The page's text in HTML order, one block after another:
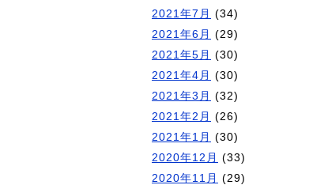
2021年7月
(34)
2021年6月
(29)
2021年5月
(30)
2021年4月
(30)
2021年3月
(32)
2021年2月
(26)
2021年1月
(30)
2020年12月
(33)
2020年11月
(29)